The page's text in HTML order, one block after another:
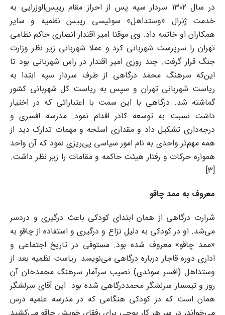
در سال ۱۳۰۲ سردار سپه پس از احراز مقام رییس‌الوزرایی به
خدمت ژنرال «وستداهل» سوئیسی رییس نظمیه و سایر
همکاران او خاتمه داد. وی موقتا امیر اقتدار انصاری حاکم نظامی‌
تهران را سرپرست شهربانی کرد و عملا شهربانی زیر نظر وزارت
جنگ قرار گرفت. چند روزی امیر اقتدار در راس شهربانی بود تا
این‌که سرهنگ محمد درگاهی از طرف سردار سپه ابتدا به
ریاست شهربانی تهران و سپس به ریاست کل شهربانی کشور
گماشته شد. درگاهی با این سمت با اعتباراتی که در اختیار
داشت نسبت به توسعه کادر اقدام نمود. مدرسه افسری و
درجه‌داری تشکیل داد و مقداری اسلحه و مهمات تدارک دید از
همه مهم‌تر واحدی به نام امور سیاسی پی‌ریزی نمود که آن واحد
همواره حرکات و رفتار هیئت حاکمه و مقامات را زیر نظر داشت.
[3]
معروف به ممد چاقو
شرارت درگاهی از همان ابتدای کودکی باعث درگیری و دردسر
می‌شد. او در کودکی به دلیل نزاع و درگیری و استفاده از چاقو به
«ممد چاقو» معروف شده بود. مستوفی در تاریخ اجتماعی و
اداری دوره قاجار درباره درگاهی می‌نویسد: ریاست نظمیه بعد از
وستداهل (افسر سوئدی) نصیب سرآمار سرهنگ محمدخان آن
روز و تیمسار سرلشگر محمددرگاهی شده بود. این آقای سرلشگر
همان است که در کودکی هنگامی‌ که در مدرسه علمیه درس